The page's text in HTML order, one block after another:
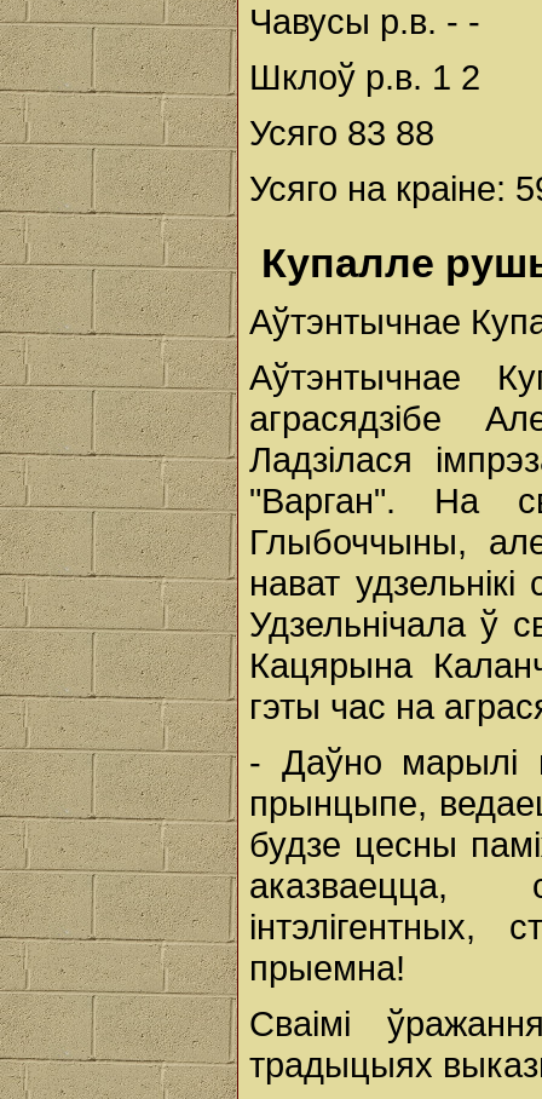
Чавусы р.в. - -
Шклоў р.в. 1 2
Усяго 83 88
Усяго на краіне:
Купалле
Аўтэнтычнае
Аўтэнтычнае
аграсядзібе
Ладзілася
"Варган". На
Глыбоччыны,
нават
Удзельнічала ў
Кацярына
гэты час на
- Даўно марылі
прынцыпе,
будзе цесны
аказваецца,
прыемна!
Сваімі
традыцыях